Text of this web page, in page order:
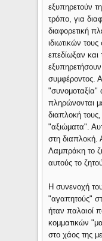
εξυπηρετούν
τρόπο, για
διαφορετική
ιδιωτικών
επεδίωξαν και
συμφέροντος.
"συνομοταξία"
πληρώνονται
διαπλοκή
"αξιώματα".
στη διαπλοκή.
Λαμπράκη το
αυτούς το
Η συνενοχή
"αγαπητούς"
ήταν παλαιοί
κομματικών
στο χάος της